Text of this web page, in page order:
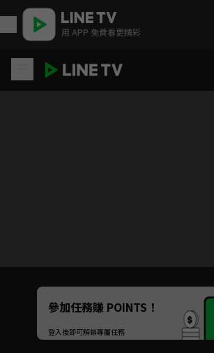
用 APP 免費看更精彩
Unmute
如有不便請見諒
參加任務賺 POINTS！
登入後即可解鎖專屬任務